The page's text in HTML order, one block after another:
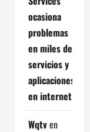
ocasiona
problemas
en miles de
servicios y
aplicaciones
en internet
Wqtven